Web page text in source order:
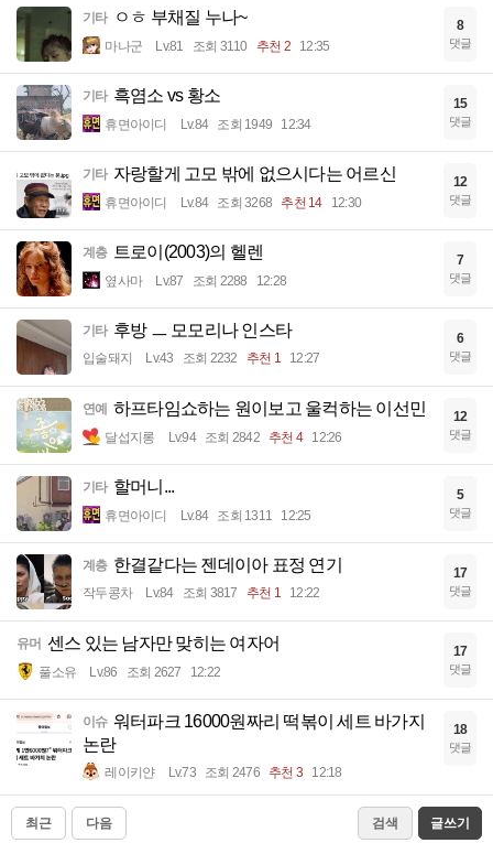
기타 ㅇㅎ 부채질 누나~
마나군 Lv.81 조회 3110 추천 2 12:35
8
댓글
기타 흑염소 vs 황소
휴면아이디 Lv.84 조회 1949 12:34
15
댓글
기타 자랑할게 고모 밖에 없으시다는 어르신
휴면아이디 Lv.84 조회 3268 추천 14 12:30
12
댓글
계층 트로이(2003)의 헬렌
옆사마 Lv.87 조회 2288 12:28
7
댓글
기타 후방 ㅡ 모모리나 인스타
입술돼지 Lv.43 조회 2232 추천 1 12:27
6
댓글
연예 하프타임쇼하는 원이보고 울컥하는 이선민
달섭지롱 Lv.94 조회 2842 추천 4 12:26
12
댓글
기타 할머니...
휴면아이디 Lv.84 조회 1311 12:25
5
댓글
계층 한결같다는 젠데이아 표정 연기
작두콩차 Lv.84 조회 3817 추천 1 12:22
17
댓글
유머 센스 있는 남자만 맞히는 여자어
풀소유 Lv.86 조회 2627 12:22
17
댓글
이슈 워터파크 16000원짜리 떡볶이 세트 바가지
논란
레이키얀 Lv.73 조회 2476 추천 3 12:18
18
댓글
최근 다음 검색 글쓰기